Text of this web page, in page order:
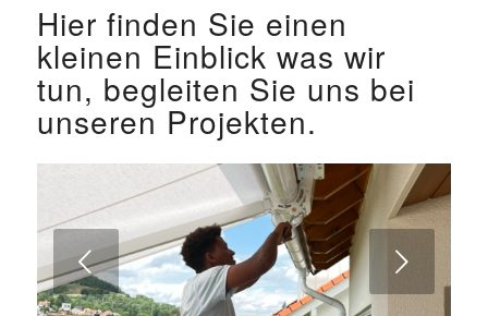
Hier finden Sie einen
kleinen Einblick was wir
tun, begleiten Sie uns bei
unseren Projekten.
Weiter